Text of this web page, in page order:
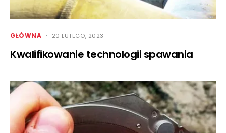
GŁÓWNA 20 LUTEGO, 2023
Kwalifikowanie technologii spawania